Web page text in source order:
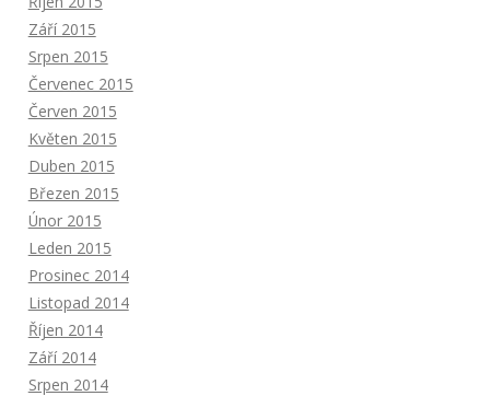
Září 2015
Srpen 2015
Červenec 2015
Červen 2015
Květen 2015
Duben 2015
Březen 2015
Únor 2015
Leden 2015
Prosinec 2014
Listopad 2014
Říjen 2014
Září 2014
Srpen 2014